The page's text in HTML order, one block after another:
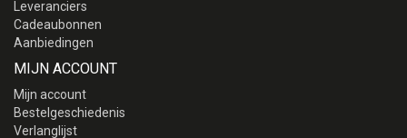
Leveranciers
Cadeaubonnen
Aanbiedingen
MIJN ACCOUNT
Mijn account
Bestelgeschiedenis
Verlanglijst